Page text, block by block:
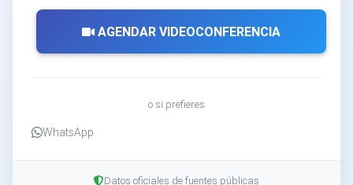
AGENDAR VIDEOCONFERENCIA
o si prefieres
WhatsApp
Datos oficiales de fuentes públicas